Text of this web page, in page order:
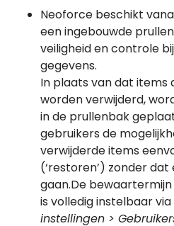
Neoforce beschikt
een ingebouwde
veiligheid en controle
gegevens.
In plaats van dat
worden verwijderd,
in de prullenbak
gebruikers de
verwijderde items
(‘restoren’) zonder
gaan.De
is volledig instelbaar via
instellingen >